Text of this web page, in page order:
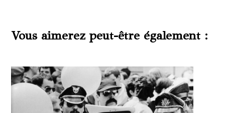
Vous aimerez peut-être également :
Produits similaires